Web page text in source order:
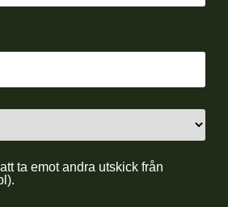
ta emot andra utskick från